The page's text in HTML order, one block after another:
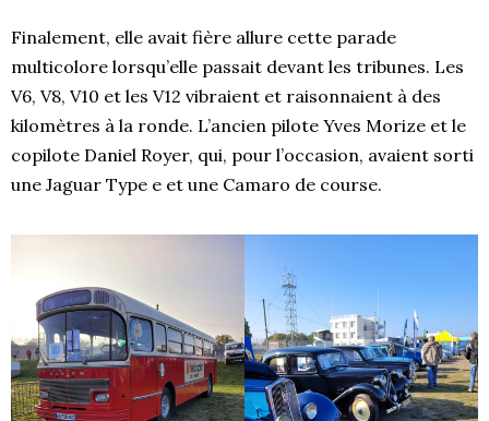
Finalement, elle avait fière allure cette parade
multicolore lorsqu’elle passait devant les tribunes. Les
V6, V8, V10 et les V12 vibraient et raisonnaient à des
kilomètres à la ronde. L’ancien pilote Yves Morize et le
copilote Daniel Royer, qui, pour l’occasion, avaient sorti
une Jaguar Type e et une Camaro de course.